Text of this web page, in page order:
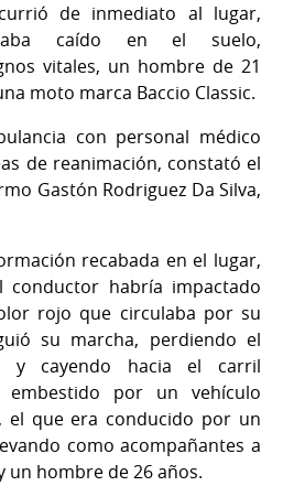
de inmediato al lugar,
caído en el suelo,
vitales, un hombre de 21
moto marca Baccio Classic.
con personal médico
de reanimación, constató el
Gastón Rodriguez Da Silva,
recabada en el lugar,
conductor habría impactado
rojo que circulaba por su
su marcha, perdiendo el
y cayendo hacia el carril
por un vehículo
el que era conducido por un
como acompañantes a
un hombre de 26 años.